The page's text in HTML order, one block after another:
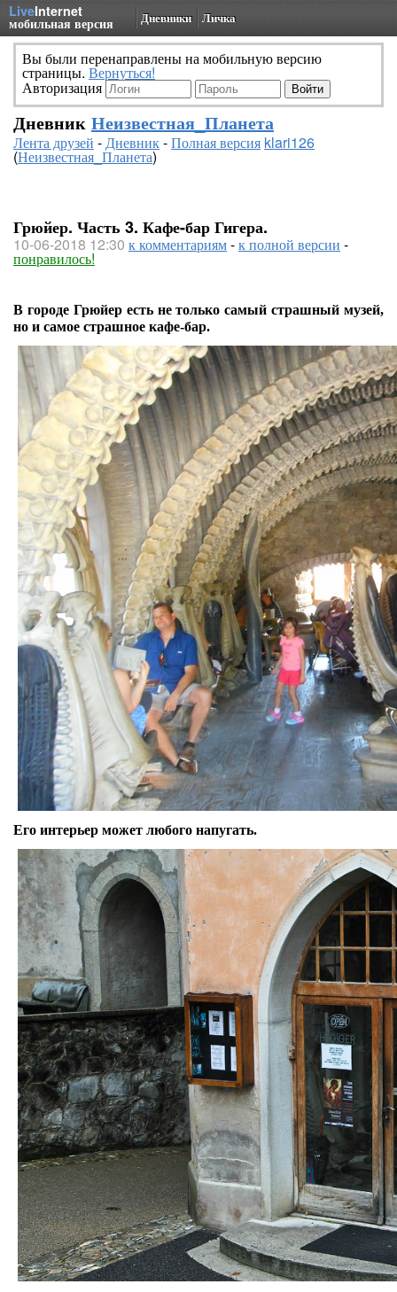
LiveInternet
мобильная версия Дневники Личка
Вы были перенаправлены на мобильную версию
страницы. Вернуться!
Авторизация
Дневник Неизвестная_Планета
Лента друзей -Дневник-Полная версия klari126
(Неизвестная_Планета)
Грюйер. Часть 3. Кафе-бар Гигера.
10-06-2018 12:30 к комментариям-к полной версии -
понравилось!
В городе Грюйер есть не только самый страшный музей,
но и самое страшное кафе-бар.
Его интерьер может любого напугать.